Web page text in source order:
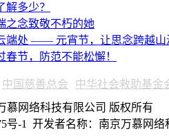
多少？
之念致敬不朽的她
端处 —— 元宵节，让思念跨越山
节，防范不能松懈！
中国慈善总会 中华社会救助基金
慕网络科技有限公司 版权所有
号-1
开发者名称：南京万慕网